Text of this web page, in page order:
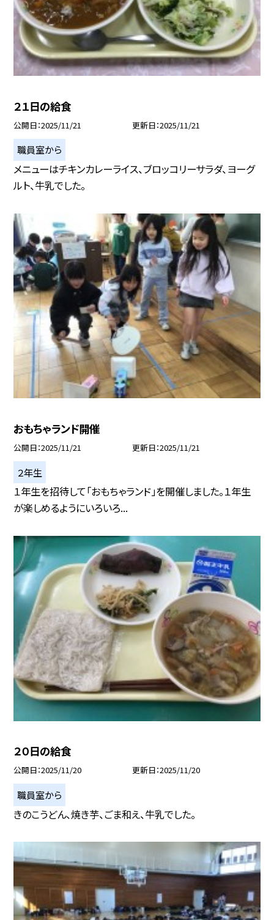
２１日の給食
公開日 2025/11/21 更新日 2025/11/21
職員室から
メニューはチキンカレーライス、ブロッコリーサラダ、ヨーグ
ルト、牛乳でした。
おもちゃランド開催
公開日 2025/11/21 更新日 2025/11/21
２年生
１年生を招待して「おもちゃランド」を開催しました。１年生
が楽しめるようにいろいろ...
２０日の給食
公開日 2025/11/20 更新日 2025/11/20
職員室から
きのこうどん、焼き芋、ごま和え、牛乳でした。